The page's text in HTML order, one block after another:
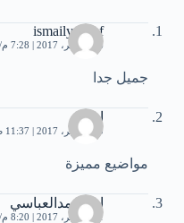
ismailyousef
16 نوفمبر، 2017 | 7:28 م
جميل جدا
احمد
20 نوفمبر، 2017 | 11:37 ص
مواضيع مميزة
ابومحمدالعباسي
21 نوفمبر، 2017 | 8:20 م